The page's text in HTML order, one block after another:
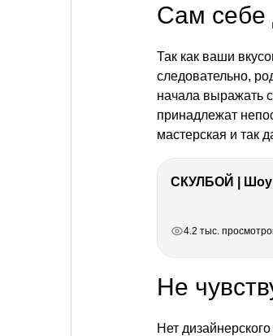
Сам себе
Так как ваши
следовательно,
начала выражать
принадлежат
мастерская и так
СКУЛБОЙ | Шоу
4.2 тыс.
Не
Нет